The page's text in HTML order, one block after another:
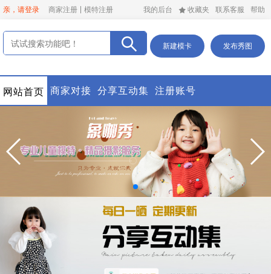
亲，请登录 商家注册 模特注册 我的后台 收藏夹 联系客服 帮助
新建模卡 发布秀图
网站首页 商家对接 分享互动集 注册账号